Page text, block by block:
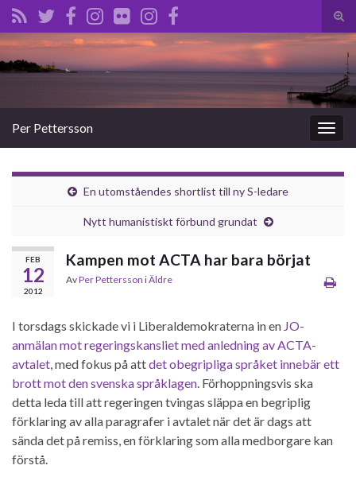
Slå
på/
Search for:
Slå
på/av
Per Pettersson
En utomståendes shortlist till ny S-ledare
Nytt humanistiskt förbund grundat
FEB
12
2012
Kampen mot ACTA har bara börjat
AvPer Pettersson iÄldre
I torsdags skickade vi i Liberaldemokraterna in en JO-
anmälan mot regeringskansliet med anledning av ACTA-
avtalet, med fokus på attdet obegripliga språket innebär ett
brott mot den svenska språklagen. Förhoppningsvis ska
detta leda till att regeringen tvingas släppa en begriplig
förklaring av alla paragrafer i avtalet när det är dags att
sända det på remiss, en förklaring som alla medborgare kan
förstå.